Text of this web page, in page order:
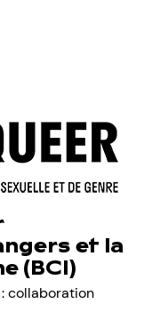
et la
(BCI)
: collaboration